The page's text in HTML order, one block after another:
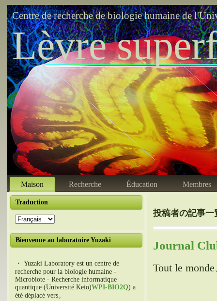
Centre de recherche de biologie humaine de
Lèvre
Maison Recherche Éducation Membres
Traduction
Bienvenue au laboratoire Yuzaki
・ Yuzaki Laboratory est un centre de
recherche pour la biologie humaine -
Microbiote - Recherche informatique
quantique (Université Keio)WPI-BIO2Q) a
été déplacé vers。
投稿者の記事一
Journal
Tout le